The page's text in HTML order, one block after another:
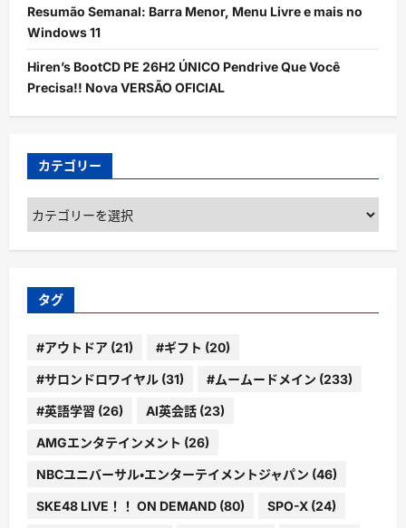
Resumão Semanal: Barra Menor, Menu Livre e mais no
Windows 11
Hiren’s BootCD PE 26H2 ÚNICO Pendrive Que Você
Precisa!! Nova VERSÃO OFICIAL
カテゴリー
カ
テ
ゴ
ー
タグ
#アウトドア (21) #ギフト (20)
#サロンドロワイヤル (31) #ムームードメイン (233)
#英語学習 (26) AI英会話 (23)
AMGエンタテインメント (26)
NBCユニバーサル・エンターテイメントジャパン (46)
SKE48 LIVE！！ ON DEMAND (80) SPO-X (24)